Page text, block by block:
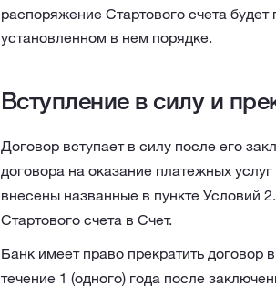
распоряжение Стартового счета
установленном в нем порядке.
Вступление в силу и
Договор вступает в силу после его
договора на оказание платежных
внесены названные в пункте Условий
Стартового счета в Счет.
Банк имеет право прекратить договор
течение 1 (одного) года после